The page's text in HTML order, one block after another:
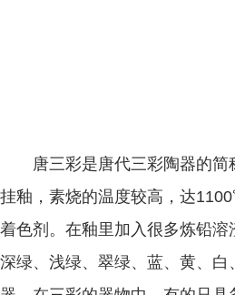
唐三彩是唐代三彩陶器的简
挂釉，素烧的温度较高，达
着色剂。在釉里加入很多炼铅
深绿、浅绿、翠绿、蓝、黄、白